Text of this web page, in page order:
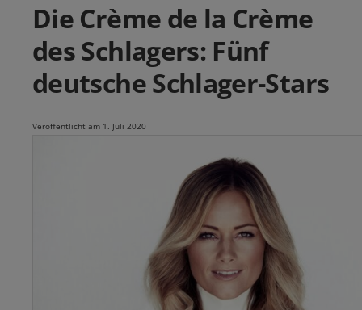
Die Crème de la Crème
des Schlagers: Fünf
deutsche Schlager-Stars
Veröffentlicht am 1. Juli 2020